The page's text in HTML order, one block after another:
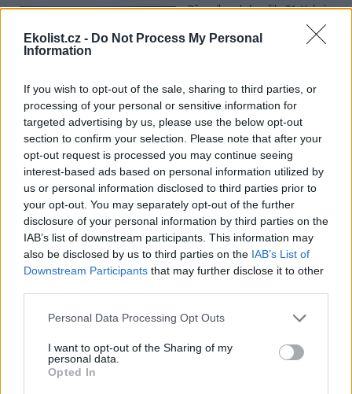
Ekolist.cz - Do Not Process My Personal
Information
If you wish to opt-out of the sale, sharing to third parties, or
processing of your personal or sensitive information for
targeted advertising by us, please use the below opt-out
section to confirm your selection. Please note that after your
opt-out request is processed you may continue seeing
interest-based ads based on personal information utilized by
us or personal information disclosed to third parties prior to
your opt-out. You may separately opt-out of the further
disclosure of your personal information by third parties on the
IAB’s list of downstream participants. This information may
also be disclosed by us to third parties on the IAB’s List of
Downstream Participants that may further disclose it to other
Personal Data Processing Opt Outs
I want to opt-out of the Sharing of my
personal data.
Opted In
Přes víkend skončilo 31. Valné
shromáždění Mezinárodního
úřadu pro mořské dno (ISA),
jasně deklarovat, že snahy o nezákonnou hlubinnou těžbu
nebudou tolerovány.
Luboš Pavlovič: Veřejnost může do poloviny srpna
připomínkovat plavební kanál u Přelouče
3.8.2026
Diskuse: 16
Ministerstvo životního
prostředí oznámilo 14.
července 2026 zahájení
zjišťovacího řízení pro záměr
„Stupeň Přelouč II“ za asi 3,3
do Pardubic. Veřejnost může své vyjádření k vlivům této stavby na
životní prostředí poslat ministerstvu do 13. srpna 2026.
Kilian Kaminski: Evropa slibuje právo na opravu.
Budou ale opravy skutečně levnější?